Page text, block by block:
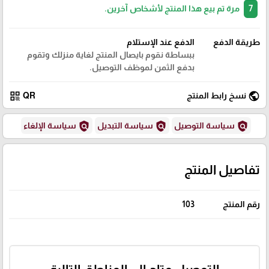
مرة تم بيع هذا المنتج لأشخاص آخرين.
طريقة الدفع
الدفع عند الإستلام
ببساطة نقوم بايصال المنتج لغاية منزلك وتقوم
بدفع الثمن لموظف التوصيل.
public نسخ رابط المنتج QR
qr_code
policy سياسة التوصيل policy سياسة التبديل policy سياسة الإلغاء
تفاصيل المنتج
رقم المنتج 103